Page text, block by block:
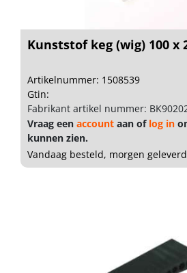
Kunststof keg (wig) 100 x
Artikelnummer: 1508539
Gtin:
Fabrikant artikel nummer:
Vraag een account aan of log in
kunnen zien.
Vandaag besteld, morgen geleverd